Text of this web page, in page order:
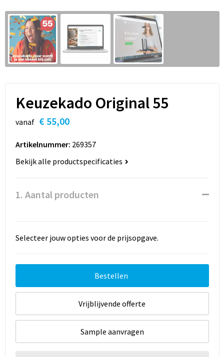
Snoepgoed
Spellen voor binnen en buiten
Themapakketten
Veiligheid, Auto en Fiets
Selfie sticks
Powerbanks
T-Shirts
Vesten
Keuzekado Original 55
vanaf € 55,00
Artikelnummer: 269357
Bekijk alle productspecificaties
1. Aantal producten
Selecteer jouw opties voor de prijsopgave.
Bestellen
Vrijblijvende offerte
Sample aanvragen